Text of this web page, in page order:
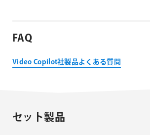
FAQ
Video Copilot社製品よくある質問
セット製品